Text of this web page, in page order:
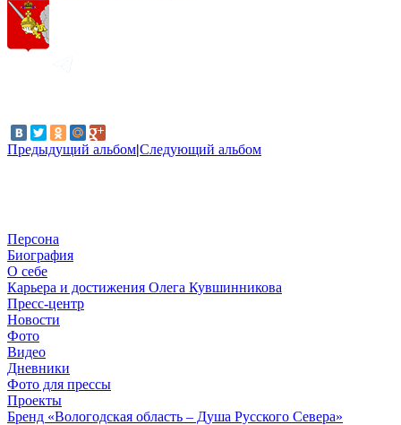
Предыдущий альбом|Следующий альбом
Персона
Биография
О себе
Карьера и достижения Олега Кувшинникова
Пресс-центр
Новости
Фото
Видео
Дневники
Фото для прессы
Проекты
Бренд «Вологодская область – Душа Русского Севера»